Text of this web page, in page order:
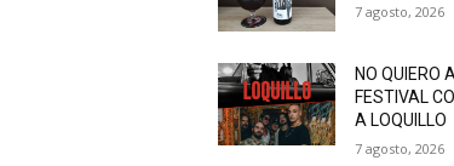
7 agosto, 2026
NO QUIERO
FESTIVAL
A LOQUILLO
7 agosto, 2026